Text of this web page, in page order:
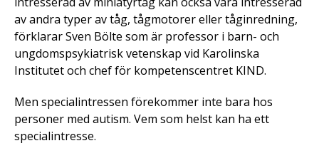
av andra typer av tåg, tågmotorer eller tåginredning,
förklarar Sven Bölte som är professor i barn- och
ungdomspsykiatrisk vetenskap vid Karolinska
Institutet och chef för kompetenscentret KIND.
Men specialintressen förekommer inte bara hos
personer med autism. Vem som helst kan ha ett
specialintresse.